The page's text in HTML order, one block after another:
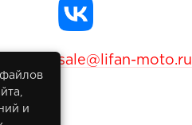
sale@lifan-moto.ru
файлов
и